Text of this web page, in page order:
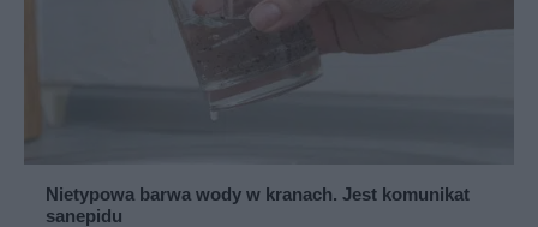
Nietypowa barwa wody w kranach. Jest komunikat
sanepidu